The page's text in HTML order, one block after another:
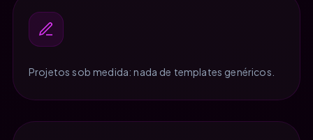
Projetos sob medida: nada de templates genéricos.